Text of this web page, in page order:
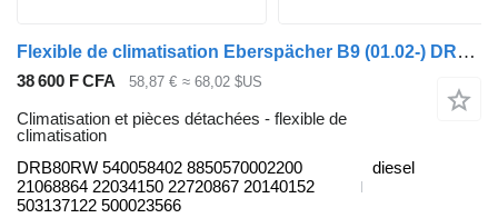
Flexible de climatisation Eberspächer B9 (01.02-) DRB80RW pour Volvo B6, B7, B9, B10, B12 bus (1978-2011)
38 600 F CFA 58,87 € ≈ 68,02 $US
Climatisation et pièces détachées - flexible de
climatisation
DRB80RW 540058402 8850570002200
21068864 22034150 22720867 20140152
503137122 500023566
diesel